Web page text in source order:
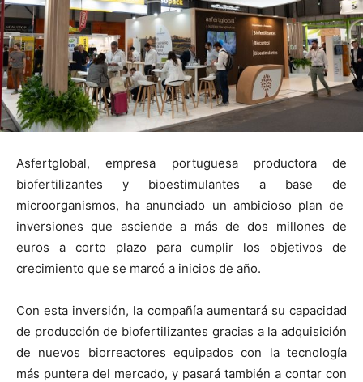
Asfertglobal, empresa portuguesa productora de
biofertilizantes y bioestimulantes a base de
microorganismos, ha anunciado un ambicioso plan de
inversiones que asciende a más de dos millones de
euros a corto plazo para cumplir los objetivos de
crecimiento que se marcó a inicios de año.
Con esta inversión, la compañía aumentará su capacidad
de producción de biofertilizantes gracias a la adquisición
de nuevos biorreactores equipados con la tecnología
más puntera del mercado, y pasará también a contar con